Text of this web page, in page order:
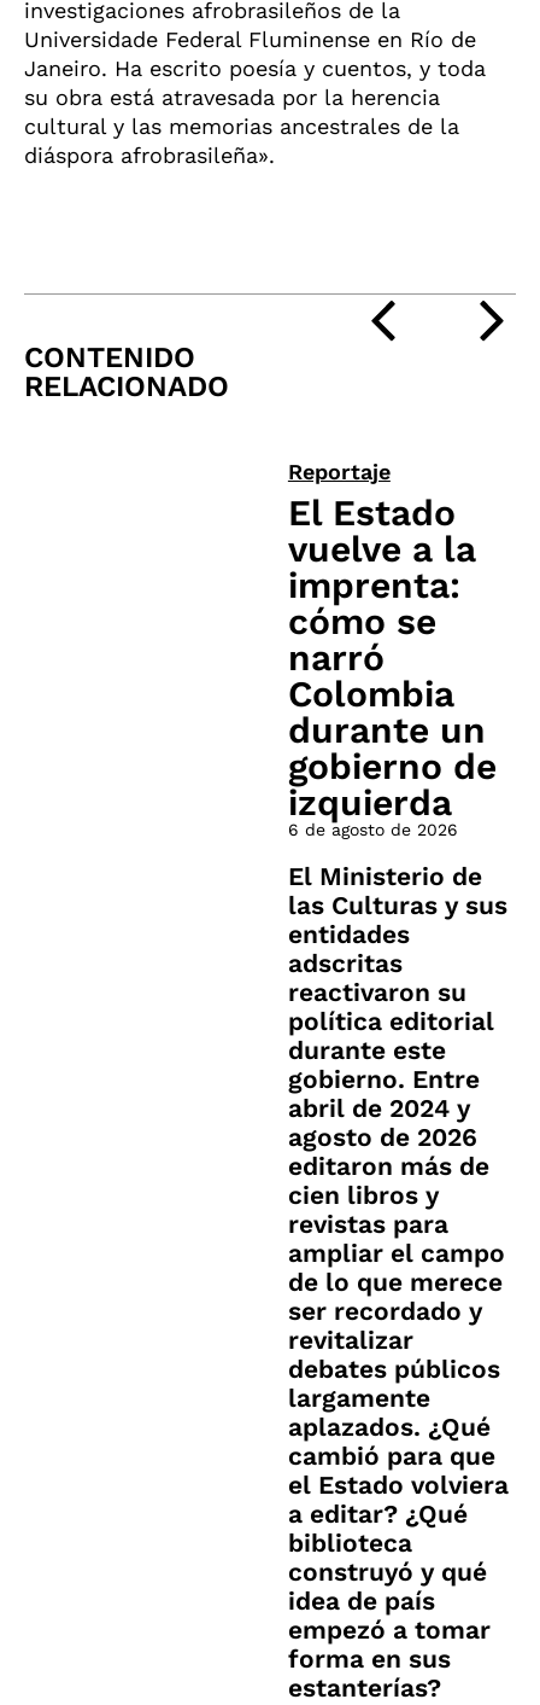
investigaciones afrobrasileños de la
Universidade Federal Fluminense en Río de
Janeiro. Ha escrito poesía y cuentos, y toda
su obra está atravesada por la herencia
cultural y las memorias ancestrales de la
diáspora afrobrasileña».
CONTENIDO
RELACIONADO
Reportaje
El Estado
vuelve a la
imprenta:
cómo se
narró
Colombia
durante un
gobierno de
izquierda
6 de agosto de 2026
El Ministerio de
las Culturas y sus
entidades
adscritas
reactivaron su
política editorial
durante este
gobierno. Entre
abril de 2024 y
agosto de 2026
editaron más de
cien libros y
revistas para
ampliar el campo
de lo que merece
ser recordado y
revitalizar
debates públicos
largamente
aplazados. ¿Qué
cambió para que
el Estado volviera
a editar? ¿Qué
biblioteca
construyó y qué
idea de país
empezó a tomar
forma en sus
estanterías?